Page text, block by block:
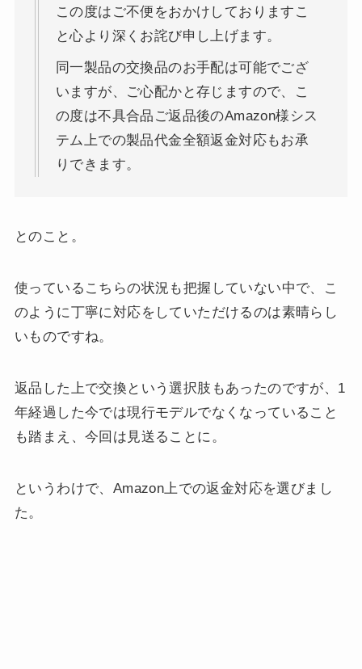
この度はご不便をおかけしておりますこ
と心より深くお詫び申し上げます。
同一製品の交換品のお手配は可能でござ
いますが、ご心配かと存じますので、こ
の度は不具合品ご返品後のAmazon様シス
テム上での製品代金全額返金対応もお承
りできます。
とのこと。
使っているこちらの状況も把握していない中で、こ
のように丁寧に対応をしていただけるのは素晴らし
いものですね。
返品した上で交換という選択肢もあったのですが、1
年経過した今では現行モデルでなくなっていること
も踏まえ、今回は見送ることに。
というわけで、Amazon上での返金対応を選びまし
た。